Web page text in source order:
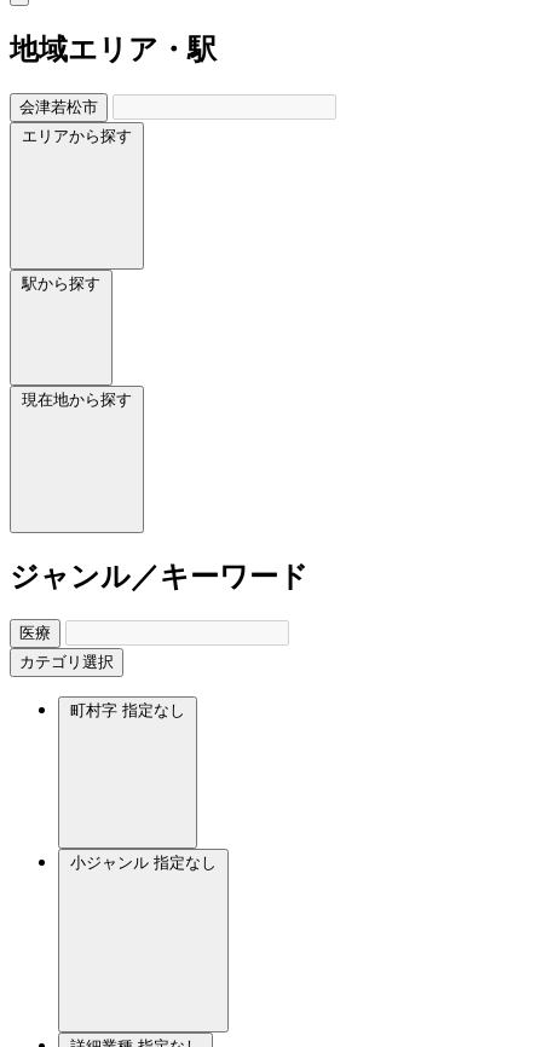
地域エリア・駅
会津若松市
エリアから探す
駅から探す
現在地から探す
ジャンル／キーワード
医療
カテゴリ選択
町村字 指定なし
小ジャンル 指定なし